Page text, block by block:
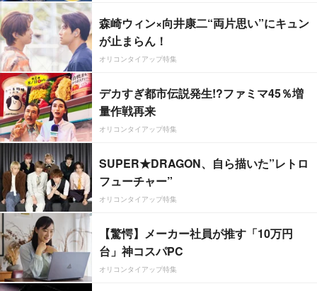
森崎ウィン×向井康二“両片思い”にキュン
が止まらん！
オリコンタイアップ特集
デカすぎ都市伝説発生!?ファミマ45％増
量作戦再来
オリコンタイアップ特集
SUPER★DRAGON、自ら描いた”レトロ
フューチャー”
オリコンタイアップ特集
【驚愕】メーカー社員が推す「10万円
台」神コスパPC
オリコンタイアップ特集